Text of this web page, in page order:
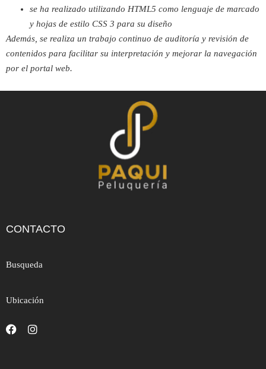
se ha realizado utilizando HTML5 como lenguaje de marcado
y hojas de estilo CSS 3 para su diseño
Además, se realiza un trabajo continuo de auditoría y revisión de
contenidos para facilitar su interpretación y mejorar la navegación
por el portal web.
CONTACTO
Busqueda
Ubicación